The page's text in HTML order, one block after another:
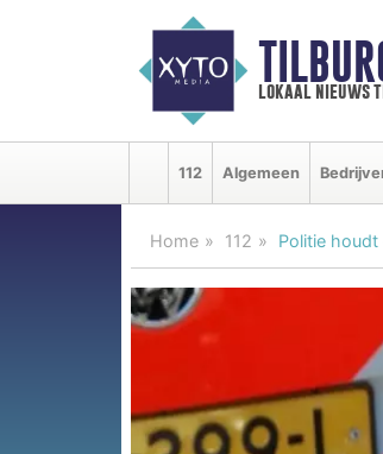
lokaal nieuws
112 Algemeen
Home 112 Politie